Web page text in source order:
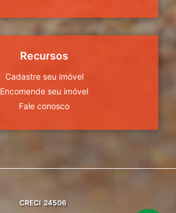
Recursos
Cadastre seu imóvel
Encomende seu imóvel
Fale conosco
CRECI 24506